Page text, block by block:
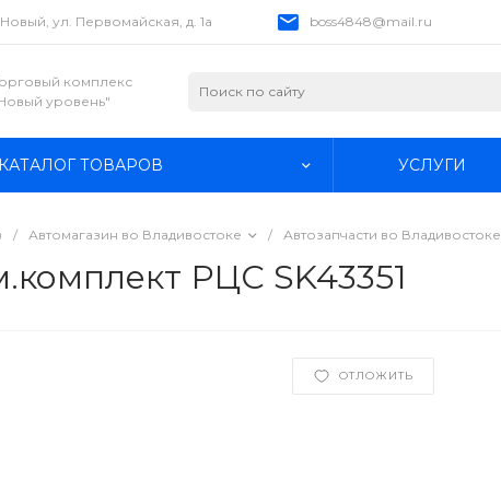
ул. Первомайская, д. 1а boss4848@mail.ru
комплекс
уровень"
КАТАЛОГ ТОВАРОВ УСЛУГИ
/ Автомагазин во Владивостоке / Автозапчасти во Владивостоке
РЦС SK43351
ОТЛОЖИТЬ